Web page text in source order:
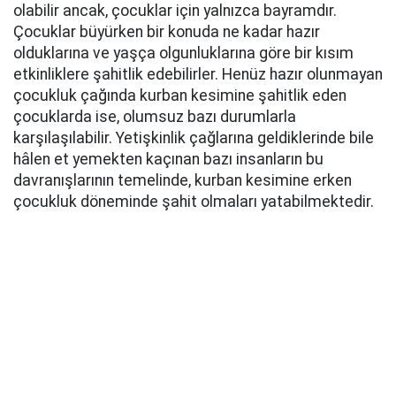
olabilir ancak, çocuklar için yalnızca bayramdır.
Çocuklar büyürken bir konuda ne kadar hazır
olduklarına ve yaşça olgunluklarına göre bir kısım
etkinliklere şahitlik edebilirler. Henüz hazır olunmayan
çocukluk çağında kurban kesimine şahitlik eden
çocuklarda ise, olumsuz bazı durumlarla
karşılaşılabilir. Yetişkinlik çağlarına geldiklerinde bile
hâlen et yemekten kaçınan bazı insanların bu
davranışlarının temelinde, kurban kesimine erken
çocukluk döneminde şahit olmaları yatabilmektedir.